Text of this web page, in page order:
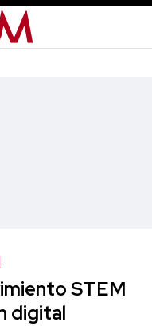
STEM
digital